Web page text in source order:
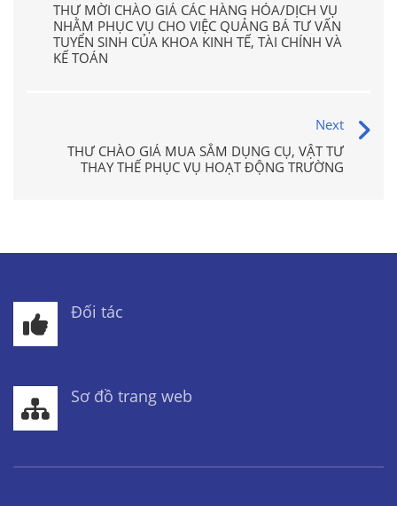
THƯ MỜI CHÀO GIÁ CÁC HÀNG HÓA/DỊCH VỤ
NHẰM PHỤC VỤ CHO VIỆC QUẢNG BÁ TƯ VẤN
TUYỂN SINH CỦA KHOA KINH TẾ, TÀI CHÍNH VÀ
KẾ TOÁN
Next
THƯ CHÀO GIÁ MUA SẮM DỤNG CỤ, VẬT TƯ
THAY THẾ PHỤC VỤ HOẠT ĐỘNG TRƯỜNG
Đối tác
Sơ đồ trang web